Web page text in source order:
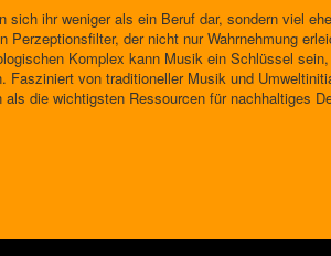
sich ihr weniger als ein Beruf dar, sondern viel
Perzeptionsfilter, der nicht nur Wahrnehmung
Komplex kann Musik ein Schlüssel
Fasziniert von traditioneller Musik und
die wichtigsten Ressourcen für nachhaltiges